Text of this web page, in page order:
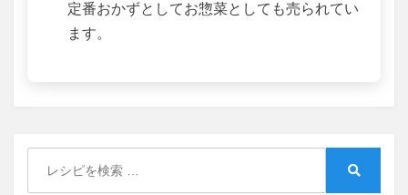
定番おかずとしてお惣菜としても売られてい
ます。